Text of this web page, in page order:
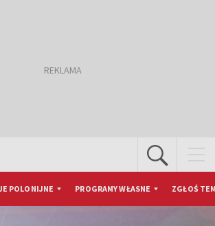
POLONIJNE PROGRAMY WŁASNE ZGŁOŚ